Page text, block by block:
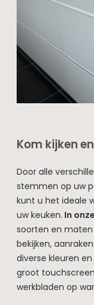
Kom kijken
Door alle
stemmen op uw
kunt u het ideale
uw keuken. In
soorten en
bekijken,
diverse kleuren
groot
werkbladen op